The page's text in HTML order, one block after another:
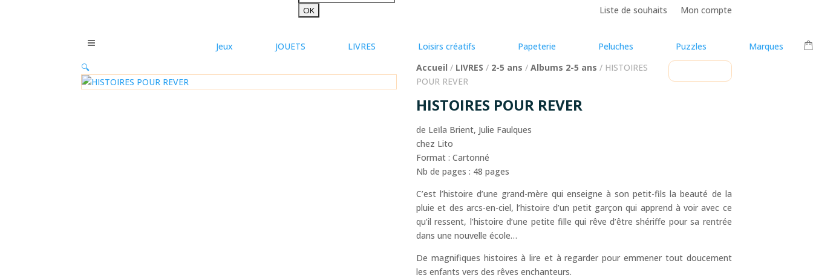
Liste de souhaits Mon compte
Jeux JOUETS LIVRES Loisirs créatifs Papeterie Peluches Puzzles
Marques
🔍
Accueil / LIVRES / 2-5 ans /Albums 2-5 ans / HISTOIRES
POUR REVER
HISTOIRES POUR REVER
de Leïla Brient, Julie Faulques
chez Lito
Format : Cartonné
Nb de pages : 48 pages
C’est l’histoire d’une grand-mère qui enseigne à son petit-fils la beauté de la
pluie et des arcs-en-ciel, l’histoire d’un petit garçon qui apprend à voir avec ce
qu’il ressent, l’histoire d’une petite fille qui rêve d’être shériffe pour sa rentrée
dans une nouvelle école…
De magnifiques histoires à lire et à regarder pour emmener tout doucement
les enfants vers des rêves enchanteurs.